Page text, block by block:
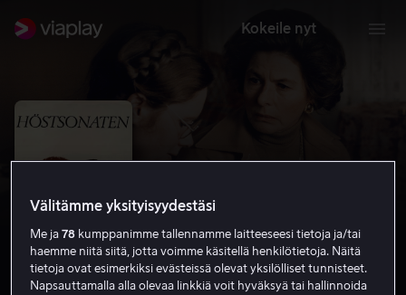
Kokeile nyt
Välitämme yksityisyydestäsi
Me ja78 kumppanimme tallennamme laitteeseesi tietoja ja/tai
haemme niitä siitä, jotta voimme käsitellä henkilötietoja. Näitä
tietoja ovat esimerkiksi evästeissä olevat yksilölliset tunnisteet.
Napsauttamalla alla olevaa linkkiä voit hyväksyä tai hallinnoida